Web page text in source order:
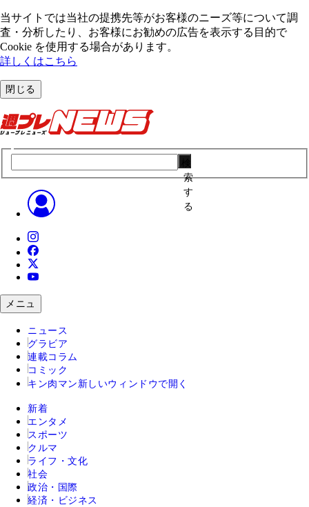
当サイトでは当社の提携先等がお客様のニーズ等について調
査・分析したり、お客様にお勧めの広告を表⽰する⽬的で
Cookie を使⽤する場合があります。
詳しくはこちら
閉じる
索
す
る
メニュ
ニュース
グラビア
連載コラム
コミック
キン肉マン 新しいウィンドウで開く
新着
エンタメ
スポーツ
クルマ
ライフ・文化
社会
政治・国際
経済・ビジネス